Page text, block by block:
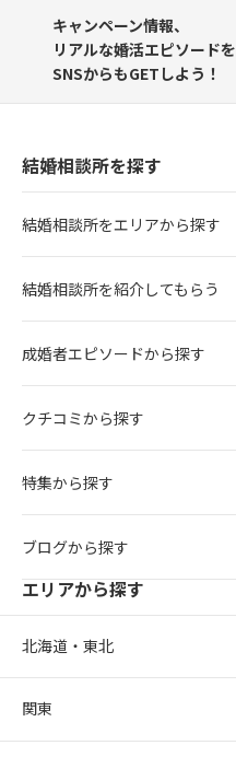
キャンペーン情報、
リアルな婚活エピソードを
SNSからもGETしよう！
結婚相談所を探す
結婚相談所をエリアから探す
結婚相談所を紹介してもらう
成婚者エピソードから探す
クチコミから探す
特集から探す
ブログから探す
エリアから探す
北海道・東北
関東